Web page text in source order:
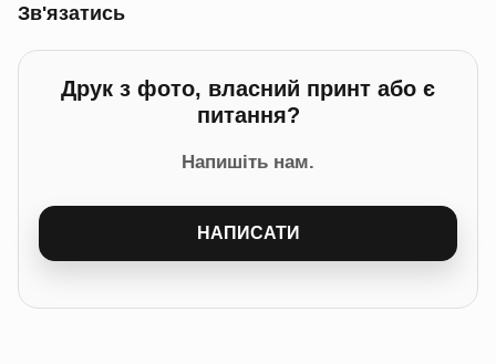
Зв'язатись
Друк з фото, власний принт або є
питання?
Напишіть нам.
НАПИСАТИ